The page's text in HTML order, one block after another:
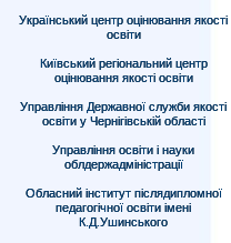
Український центр оцінювання якості
освіти
Київський регіональний центр
оцінювання якості освіти
Управління Державної служби якості
освіти у Чернігівській області
Управління освіти і науки
облдержадміністрації
Обласний інститут післядипломної
педагогічної освіти імені
К.Д.Ушинського